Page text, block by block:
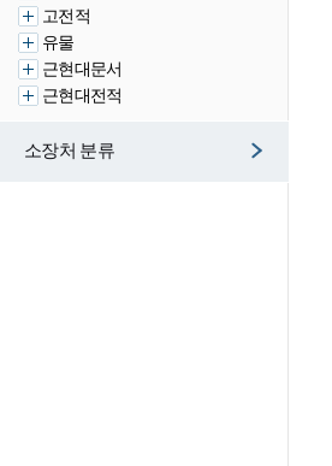
고전적
유물
근현대문서
근현대전적
소장처 분류